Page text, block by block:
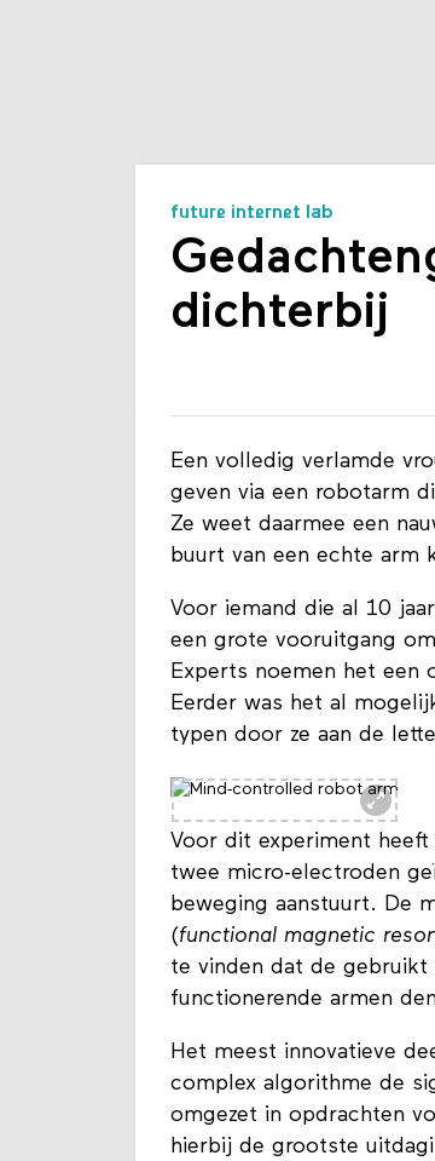
future internet lab
dichterbij
Een volledig verlamde
geven via een robotarm
Ze weet daarmee een
buurt van een echte arm
Voor iemand die al 10
een grote vooruitgang
Experts noemen het een
Eerder was het al
typen door ze aan de
Voor dit experiment
twee micro-electroden
beweging aanstuurt. De
(functional magnetic
te vinden dat de gebruikt
functionerende armen
Het meest innovatieve
complex algorithme de
omgezet in opdrachten
hierbij de grootste